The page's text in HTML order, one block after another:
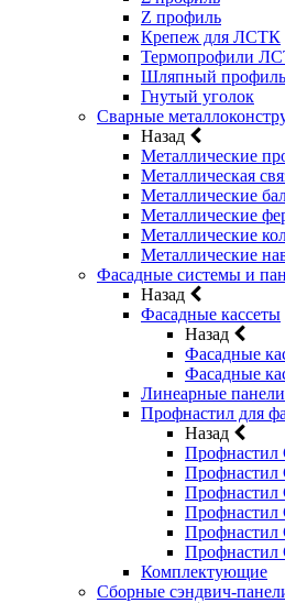
Z профиль
Крепеж для ЛСТК
Термопрофили
Шляпный профиль
Гнутый уголок
Сварные
Назад
Металлические
Металлическая
Металлические
Металлические
Металлические
Металлические
Фасадные системы и
Назад
Фасадные кассеты
Назад
Фасадные
Фасадные
Линеарные панели
Профнастил для
Назад
Профнастил
Профнастил
Профнастил
Профнастил
Профнастил
Профнастил
Комплектующие
Сборные сэндвич-